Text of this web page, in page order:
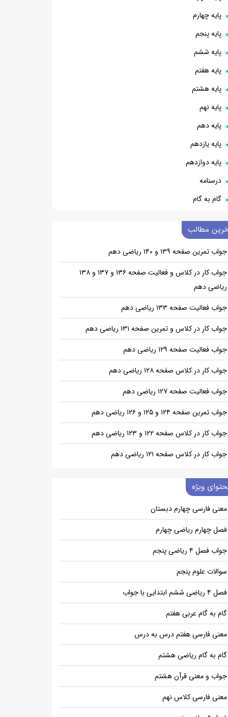
پایه چهارم
پایه پنجم
پایه ششم
پایه هفتم
پایه هشتم
پایه نهم
پایه دهم
پایه یازدهم
پایه دوازدهم
درسنامه
گام به گام
مطالب
جواب تمرین صفحه ۱۳۹ و ۱۴۰ ریاضی دهم
جواب کار در کلاس و فعالیت صفحه ۱۳۶ و ۱۳۷ و ۱۳۸
ریاضی دهم
جواب فعالیت صفحه ۱۳۳ ریاضی دهم
جواب کار در کلاس و تمرین صفحه ۱۳۱ ریاضی دهم
جواب فعالیت صفحه ۱۲۹ ریاضی دهم
جواب کار در کلاس صفحه ۱۲۸ ریاضی دهم
جواب فعالیت صفحه ۱۲۷ ریاضی دهم
جواب تمرین صفحه ۱۲۴ و ۱۲۵ و ۱۲۶ ریاضی دهم
جواب کار در کلاس صفحه ۱۲۲ و ۱۲۳ ریاضی دهم
جواب کار در کلاس صفحه ۱۲۱ ریاضی دهم
ویژه
معنی فارسی چهارم دبستان
فصل چهارم ریاضی چهارم
جواب فصل ۴ ریاضی پنجم
سوالات علوم پنجم
فصل ۴ ریاضی ششم ابتدایی با جواب
گام به گام عربی هفتم
معنی فارسی هفتم درس به درس
گام به گام ریاضی هشتم
جواب و معنی قرآن هشتم
معنی فارسی کلاس نهم